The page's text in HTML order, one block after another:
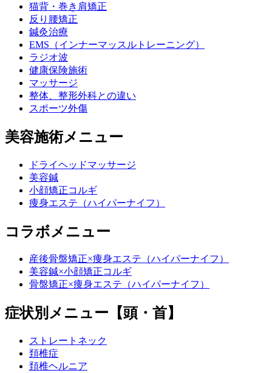
猫背・巻き肩矯正
反り腰矯正
鍼灸治療
EMS（インナーマッスルトレーニング）
ラジオ波
健康保険施術
マッサージ
整体、整形外科との違い
スポーツ外傷
美容施術メニュー
ドライヘッドマッサージ
美容鍼
小顔矯正コルギ
痩身エステ（ハイパーナイフ）
コラボメニュー
産後骨盤矯正×痩身エステ（ハイパーナイフ）
美容鍼×小顔矯正コルギ
骨盤矯正×痩身エステ（ハイパーナイフ）
症状別メニュー【頭・首】
ストレートネック
頚椎症
頚椎ヘルニア